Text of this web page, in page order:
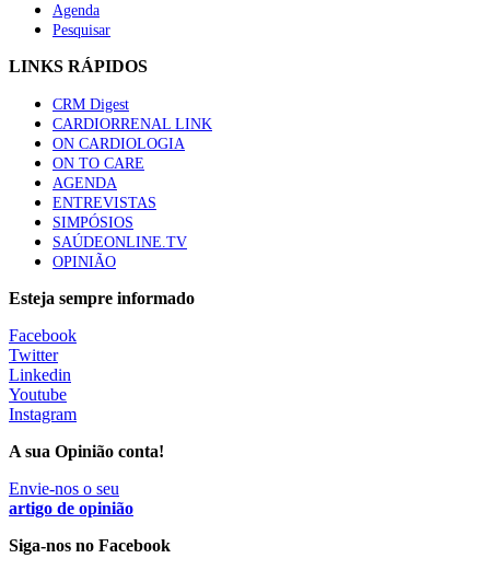
Quase quatro em cada dez doentes com enfarte
88 visualizações
Trodelvy aprovado para primeira linha no cancro da
mama triplo negativo metastático em doentes não
elegíveis para inibidores PD-(L)1
61 visualizações
MAIS NOTÍCIAS
Quase 11.900 jovens recorreram aos cheques psicólogo e
nutricionista no primeiro mês
7 Ago, 2026
ULS de Coimbra estreia cirurgia endoscópica do ouvido com
apoio robótico em Portugal
7 Ago, 2026|0 Comments
Agenda
Pesquisar
LINKS RÁPIDOS
CRM Digest
CARDIORRENAL LINK
ON CARDIOLOGIA
ON TO CARE
AGENDA
ENTREVISTAS
SIMPÓSIOS
SAÚDEONLINE.TV
OPINIÃO
Esteja sempre informado
Facebook
Twitter
Linkedin
Youtube
Instagram
A sua Opinião conta!
Envie-nos o seu
artigo de opinião
Siga-nos no Facebook